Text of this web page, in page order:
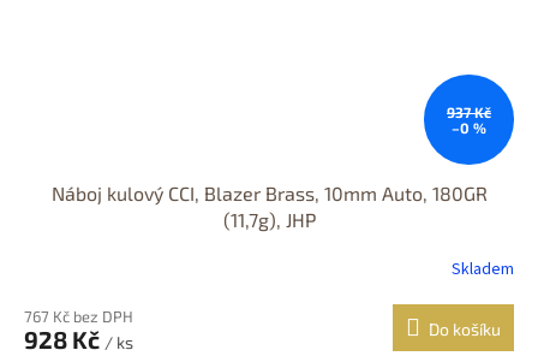
937 Kč
–0 %
Náboj kulový CCI, Blazer Brass, 10mm Auto, 180GR
(11,7g), JHP
Skladem
767 Kč bez DPH
928 Kč / ks
Do košíku